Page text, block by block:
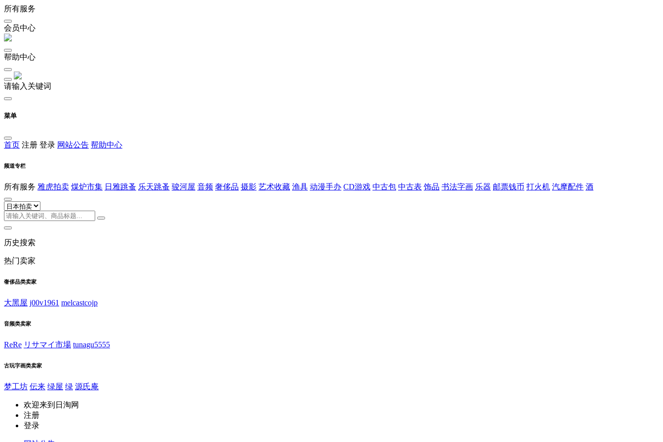
所有服务
会员中心
帮助中心
请输入关键词
菜单
首页 注册 登录 网站公告 帮助中心
频道专栏
所有服务 雅虎拍卖 煤炉市集 日雅跳蚤 乐天跳蚤 骏河屋 音频 奢侈品 摄影 艺术收藏 渔具 动漫手办 CD游戏 中古包 中古表 饰品 书法字画 乐器 邮票钱币 打火机 汽摩配件 酒
历史搜索
热门卖家
奢侈品类卖家
大黑屋 j00v1961 melcastcojp
音频类卖家
ReRe リサマイ市場 tunagu5555
古玩字画类卖家
梦工坊 伝来 绿屋 绿 源氏庵
欢迎来到日淘网
注册
登录